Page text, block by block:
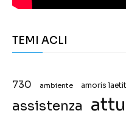
TEMI ACLI
730 ambiente amoris
assistenza